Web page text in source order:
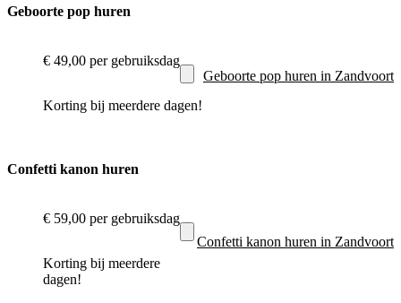
Geboorte pop huren
€ 49,00 per gebruiksdag
Korting bij meerdere dagen!
Geboorte pop huren in Zandvoort
Confetti kanon huren
€ 59,00 per gebruiksdag
Korting bij meerdere
dagen!
Confetti kanon huren in Zandvoort